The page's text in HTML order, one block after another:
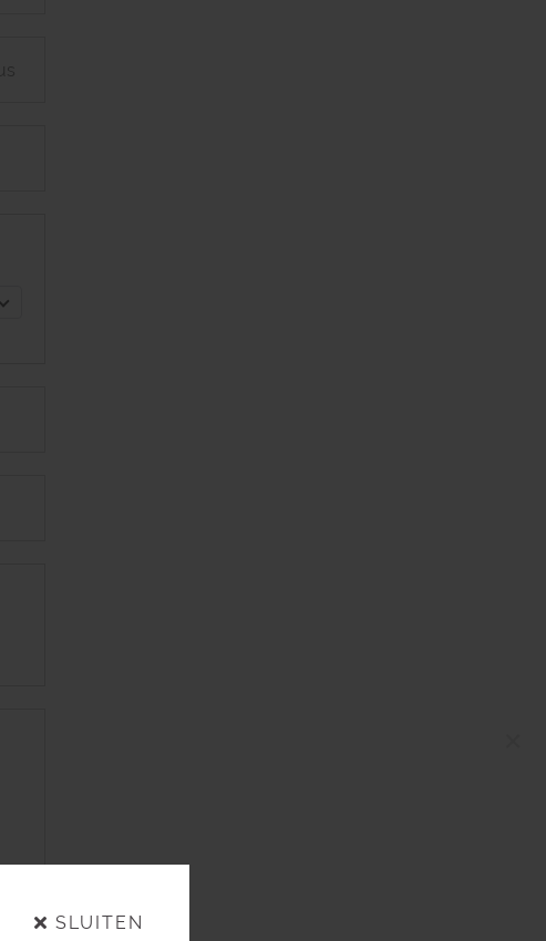
SLUITEN